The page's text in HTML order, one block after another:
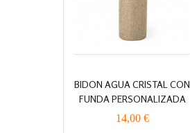
BIDON AGUA CRISTAL CON
FUNDA PERSONALIZADA
14,00 €